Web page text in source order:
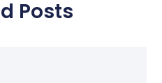
Posts